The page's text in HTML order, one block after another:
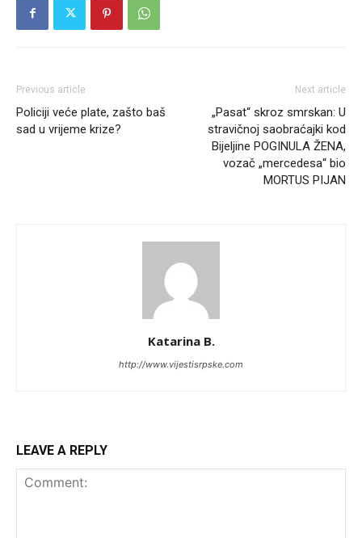
Previous article
Policiji veće plate, zašto baš
sad u vrijeme krize?
Next article
„Pasat“ skroz smrskan: U
stravičnoj saobraćajki kod
Bijeljine POGINULA ŽENA,
vozač „mercedesa“ bio
MORTUS PIJAN
Katarina B.
http://www.vijestisrpske.com
LEAVE A REPLY